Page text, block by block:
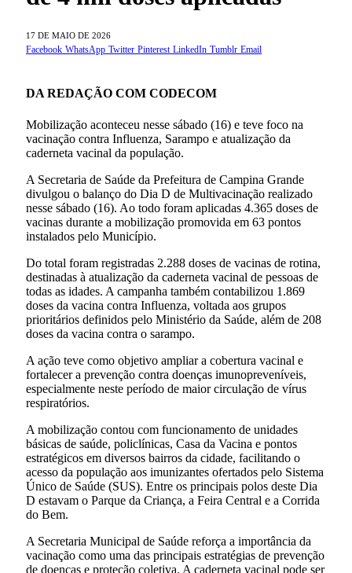
17 DE MAIO DE 2026
Facebook WhatsApp Twitter Pinterest LinkedIn Tumblr Email
DA REDAÇÃO COM CODECOM
Mobilização aconteceu nesse sábado (16) e teve foco na
vacinação contra Influenza, Sarampo e atualização da
caderneta vacinal da população.
A Secretaria de Saúde da Prefeitura de Campina Grande
divulgou o balanço do Dia D de Multivacinação realizado
nesse sábado (16). Ao todo foram aplicadas 4.365 doses de
vacinas durante a mobilização promovida em 63 pontos
instalados pelo Município.
Do total foram registradas 2.288 doses de vacinas de rotina,
destinadas à atualização da caderneta vacinal de pessoas de
todas as idades. A campanha também contabilizou 1.869
doses da vacina contra Influenza, voltada aos grupos
prioritários definidos pelo Ministério da Saúde, além de 208
doses da vacina contra o sarampo.
A ação teve como objetivo ampliar a cobertura vacinal e
fortalecer a prevenção contra doenças imunopreveníveis,
especialmente neste período de maior circulação de vírus
respiratórios.
A mobilização contou com funcionamento de unidades
básicas de saúde, policlínicas, Casa da Vacina e pontos
estratégicos em diversos bairros da cidade, facilitando o
acesso da população aos imunizantes ofertados pelo Sistema
Único de Saúde (SUS). Entre os principais polos deste Dia
D estavam o Parque da Criança, a Feira Central e a Corrida
do Bem.
A Secretaria Municipal de Saúde reforça a importância da
vacinação como uma das principais estratégias de prevenção
de doenças e proteção coletiva. A caderneta vacinal pode ser